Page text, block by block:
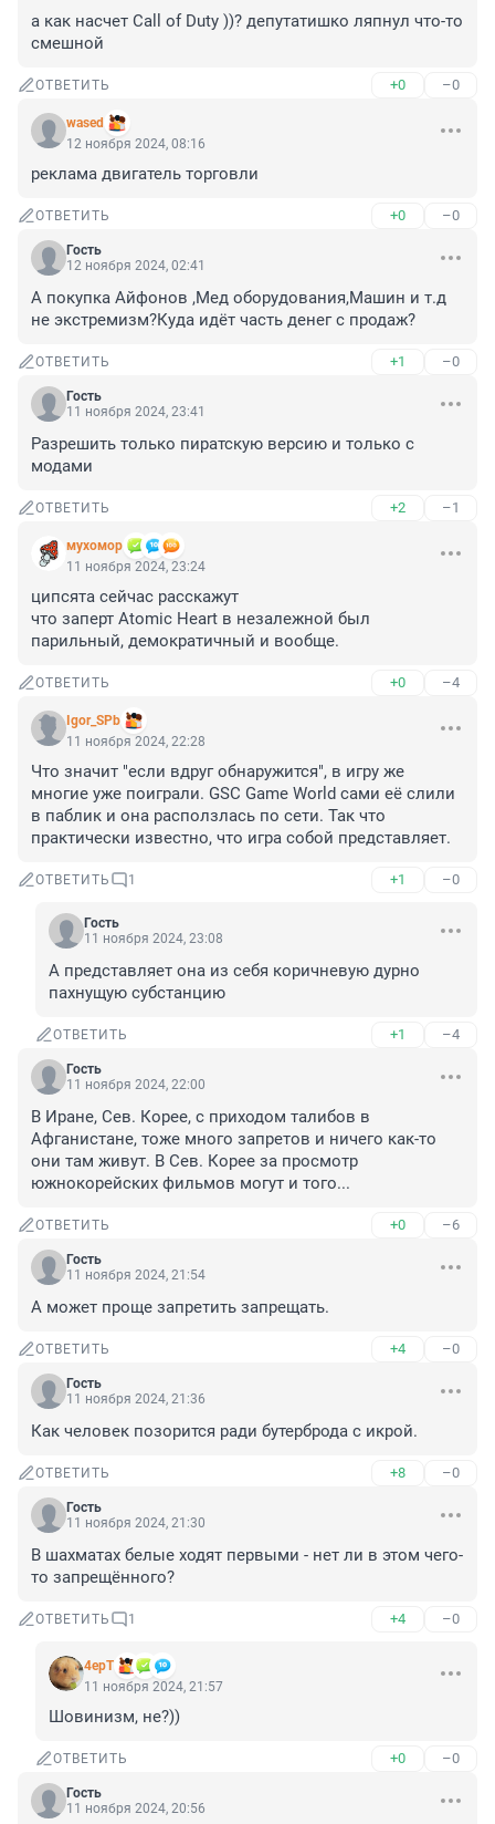
а как насчет Call of Duty ))? депутатишко ляпнул что-то
смешной
ОТВЕТИТЬ +0 –0
wased
12 ноября 2024, 08:16
реклама двигатель торговли
ОТВЕТИТЬ +0 –0
Гость
12 ноября 2024, 02:41
А покупка Айфонов ,Мед оборудования,Машин и т.д
не экстремизм?Куда идёт часть денег с продаж?
ОТВЕТИТЬ +1 –0
Гость
11 ноября 2024, 23:41
Разрешить только пиратскую версию и только с
модами
ОТВЕТИТЬ +2 –1
мухомор
11 ноября 2024, 23:24
ципсята сейчас расскажут
что заперт Atomic Heart в незалежной был
парильный, демократичный и вообще.
ОТВЕТИТЬ +0 –4
Igor_SPb
11 ноября 2024, 22:28
Что значит "если вдруг обнаружится", в игру же
многие уже поиграли. GSC Game World сами её слили
в паблик и она расползлась по сети. Так что
практически известно, что игра собой представляет.
ОТВЕТИТЬ 1 +1 –0
Гость
11 ноября 2024, 23:08
А представляет она из себя коричневую дурно
пахнущую субстанцию
ОТВЕТИТЬ +1 –4
Гость
11 ноября 2024, 22:00
В Иране, Сев. Корее, с приходом талибов в
Афганистане, тоже много запретов и ничего как-то
они там живут. В Сев. Корее за просмотр
южнокорейских фильмов могут и того...
ОТВЕТИТЬ +0 –6
Гость
11 ноября 2024, 21:54
А может проще запретить запрещать.
ОТВЕТИТЬ +4 –0
Гость
11 ноября 2024, 21:36
Как человек позорится ради бутерброда с икрой.
ОТВЕТИТЬ +8 –0
Гость
11 ноября 2024, 21:30
В шахматах белые ходят первыми - нет ли в этом чего-
то запрещённого?
ОТВЕТИТЬ 1 +4 –0
4ерТ
11 ноября 2024, 21:57
Шовинизм, не?))
ОТВЕТИТЬ +0 –0
Гость
11 ноября 2024, 20:56